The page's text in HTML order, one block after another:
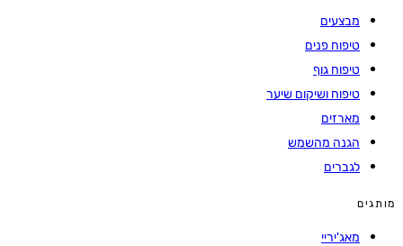
מבצעים
טיפוח פנים
טיפוח גוף
טיפוח ושיקום שיער
מארזים
הגנה מהשמש
לגברים
מותגים
מאג'יריי